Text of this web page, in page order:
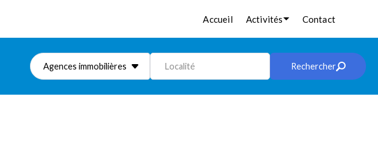
Accueil Activités Contact
Agences immobilières Localité Rechercher